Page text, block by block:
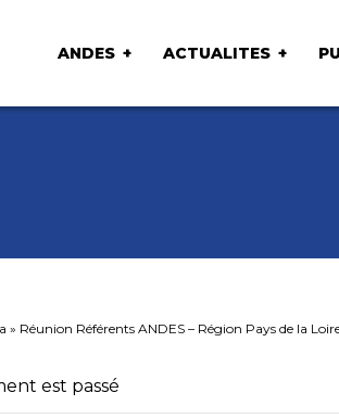
ANDES ACTUALITES
» Réunion Référents ANDES – Région Pays de la
est passé